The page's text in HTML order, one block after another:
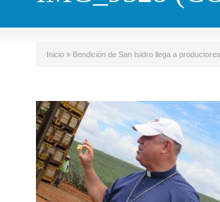
Inicio » Bendición de San Isidro llega a